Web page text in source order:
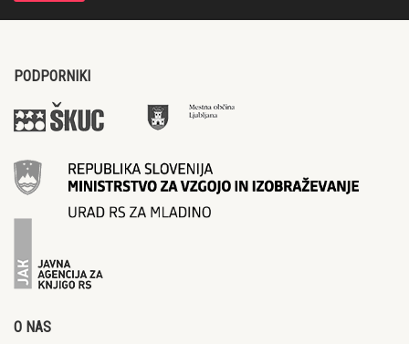
PODPORNIKI
O NAS